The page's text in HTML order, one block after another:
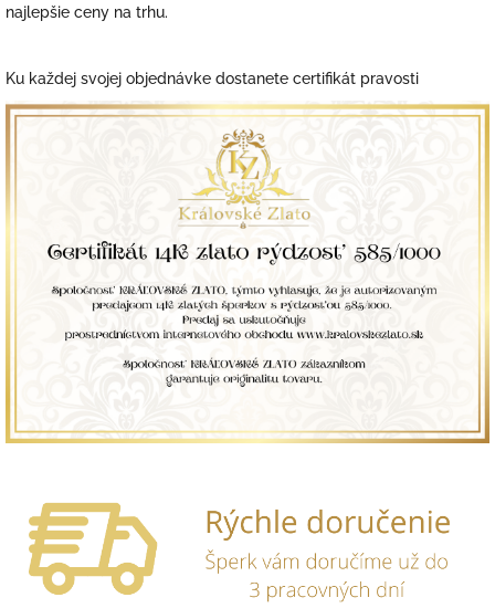
najlepšie ceny na trhu.
Ku každej svojej objednávke dostanete certifikát pravosti